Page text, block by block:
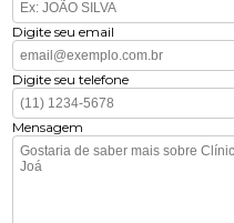
Digite seu email
Digite seu telefone
Mensagem